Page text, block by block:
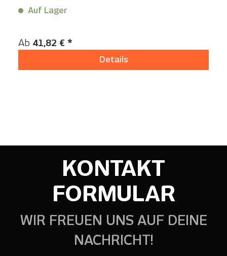
Auf Lager
Regulärer Preis:
Ab 41,82 € *
Details
KONTAKT
FORMULAR
WIR FREUEN UNS AUF DEINE
NACHRICHT!